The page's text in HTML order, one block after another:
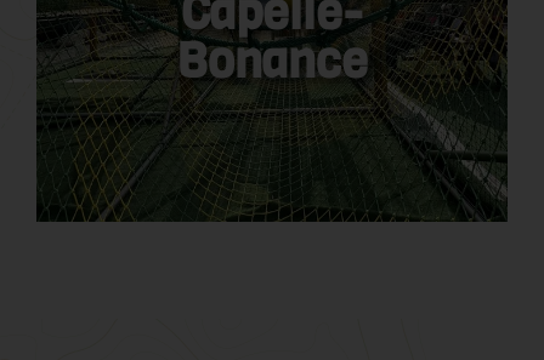
Bonance